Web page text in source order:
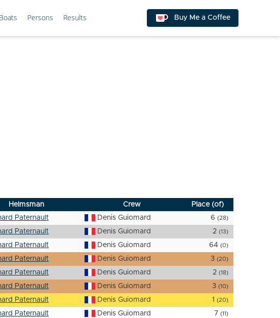
Boats Persons Results Buy Me a Coffee
Helmsman Crew
Place (of)
Paternault Denis Guiomard 6 (28)
Paternault Denis Guiomard 2 (13)
Paternault Denis Guiomard 64 (0)
Paternault Denis Guiomard 3 (20)
Paternault Denis Guiomard 2 (18)
Paternault Denis Guiomard 3 (10)
Paternault Denis Guiomard 1 (20)
Paternault Denis Guiomard 7 (11)